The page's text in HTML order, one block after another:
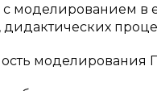
с моделированием
моделирования